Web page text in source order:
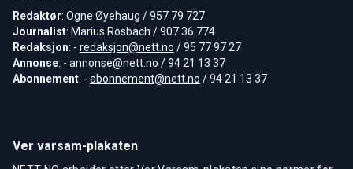
Redaktør: Ogne Øyehaug / 957 79 727
Journalist: Marius Rosbach / 907 36 774
Redaksjon: - redaksjon@nett.no / 95 77 97 27
Annonse: - annonse@nett.no / 94 21 13 37
Abonnement: - abonnement@nett.no / 94 21 13 37
Ver varsam-plakaten